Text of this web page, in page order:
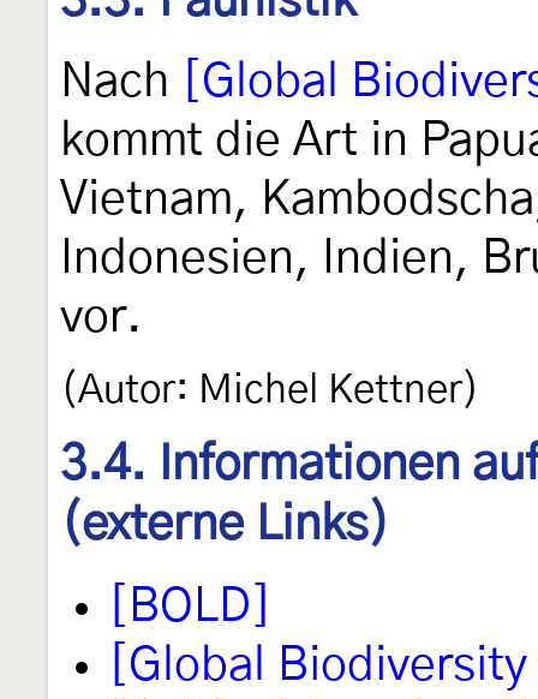
Nach
[Global
kommt die Art in
Vietnam,
Indonesien, Indien,
vor.
(Autor: Michel Kettner)
3.4. Informationen
(externe Links)
[BOLD]
[Global